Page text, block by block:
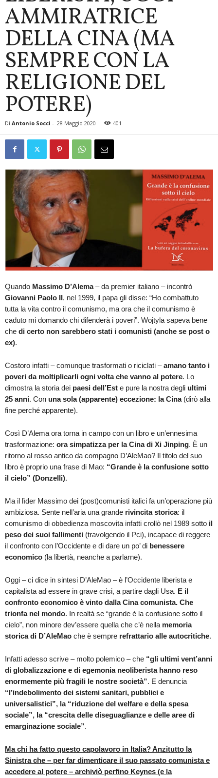
AMMIRATRICE
DELLA CINA (MA
SEMPRE CON LA
RELIGIONE DEL
POTERE)
Di Antonio Socci - 28 Maggio 2020 401
Quando Massimo D’Alema– da premier italiano – incontrò
Giovanni Paolo II, nel 1999, il papa gli disse: “Ho combattuto
tutta la vita contro il comunismo, ma ora che il comunismo è
caduto mi domando chi difenderà i poveri”. Wojtyla sapeva bene
che di certo non sarebbero stati i comunisti (anche se post o
ex).
Costoro infatti – comunque trasformati o riciclati –amano tanto i
poveri da moltiplicarli ogni volta che vanno al potere. Lo
dimostra la storia dei paesi dell’Est e pure la nostra degli ultimi
25 anni. Con una sola (apparente) eccezione: la Cina(dirò alla
fine perché apparente).
Così D’Alema ora torna in campo con un libro e un’ennesima
trasformazione: ora simpatizza per la Cina di Xi Jinping. È un
ritorno al rosso antico da compagno D’AleMao? Il titolo del suo
libro è proprio una frase di Mao: “Grande è la confusione sotto
il cielo” (Donzelli).
Ma il lìder Massimo dei (post)comunisti italici fa un’operazione più
ambiziosa. Sente nell’aria una grande rivincita storica: il
comunismo di obbedienza moscovita infatti crollò nel 1989 sotto il
peso dei suoi fallimenti (travolgendo il Pci), incapace di reggere
il confronto con l’Occidente e di dare un po’ di benessere
economico (la libertà, neanche a parlarne).
Oggi – ci dice in sintesi D’AleMao – è l’Occidente liberista e
capitalista ad essere in grave crisi, a partire dagli Usa. E il
confronto economico è vinto dalla Cina comunista. Che
trionfa nel mondo. In realtà se “grande è la confusione sotto il
cielo”, non minore dev’essere quella che c’è nella memoria
storica di D’AleMao che è sempre refrattario alle autocritiche.
Infatti adesso scrive – molto polemico – che “gli ultimi vent’anni
di globalizzazione e di egemonia neoliberista hanno reso
enormemente più fragili le nostre società”. E denuncia
“l’indebolimento dei sistemi sanitari, pubblici e
universalistici”, la “riduzione del welfare e della spesa
sociale”, la “crescita delle diseguaglianze e delle aree di
emarginazione sociale”.
Ma chi ha fatto questo capolavoro in Italia? Anzitutto la
Sinistra che – per far dimenticare il suo passato comunista e
accedere al potere – archiviò perfino Keynes (e la